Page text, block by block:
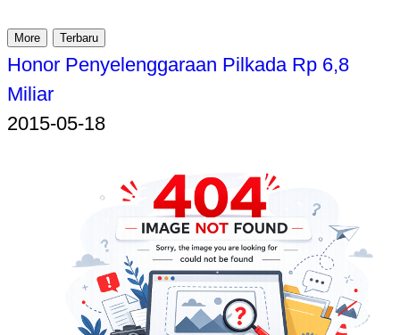
More Terbaru
Honor Penyelenggaraan Pilkada Rp 6,8
Miliar
2015-05-18